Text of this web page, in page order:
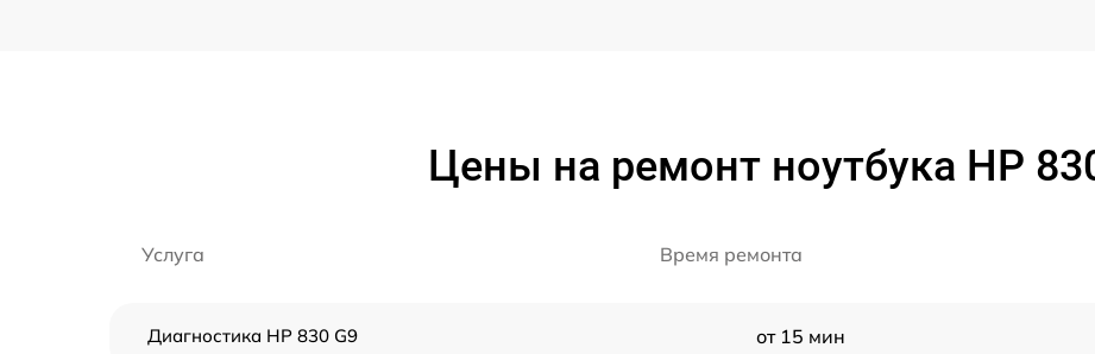
Цены на ремонт ноутбука HP
Услуга Время ремонта
Диагностика HP 830 G9 от 15 мин